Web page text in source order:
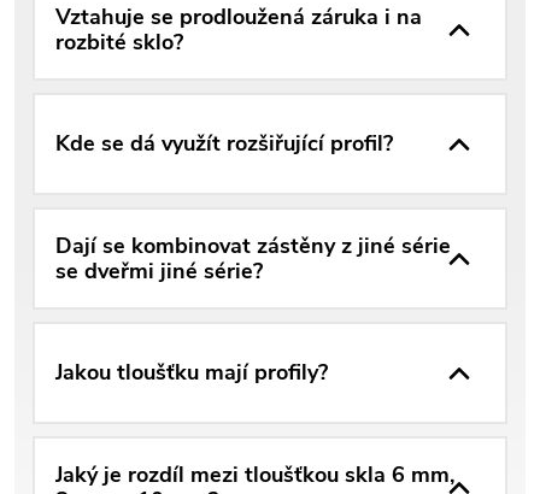
Vztahuje se prodloužená záruka i na
rozbité sklo?
Kde se dá využít rozšiřující profil?
Dají se kombinovat zástěny z jiné série
se dveřmi jiné série?
Jakou tloušťku mají profily?
Jaký je rozdíl mezi tloušťkou skla 6 mm,